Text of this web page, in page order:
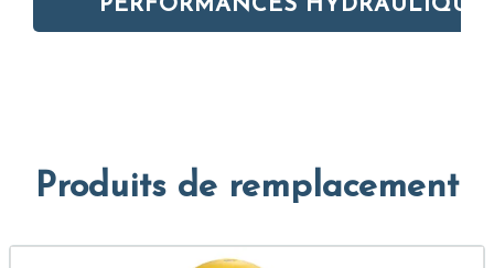
PERFORMANCES
Produits de remplacement